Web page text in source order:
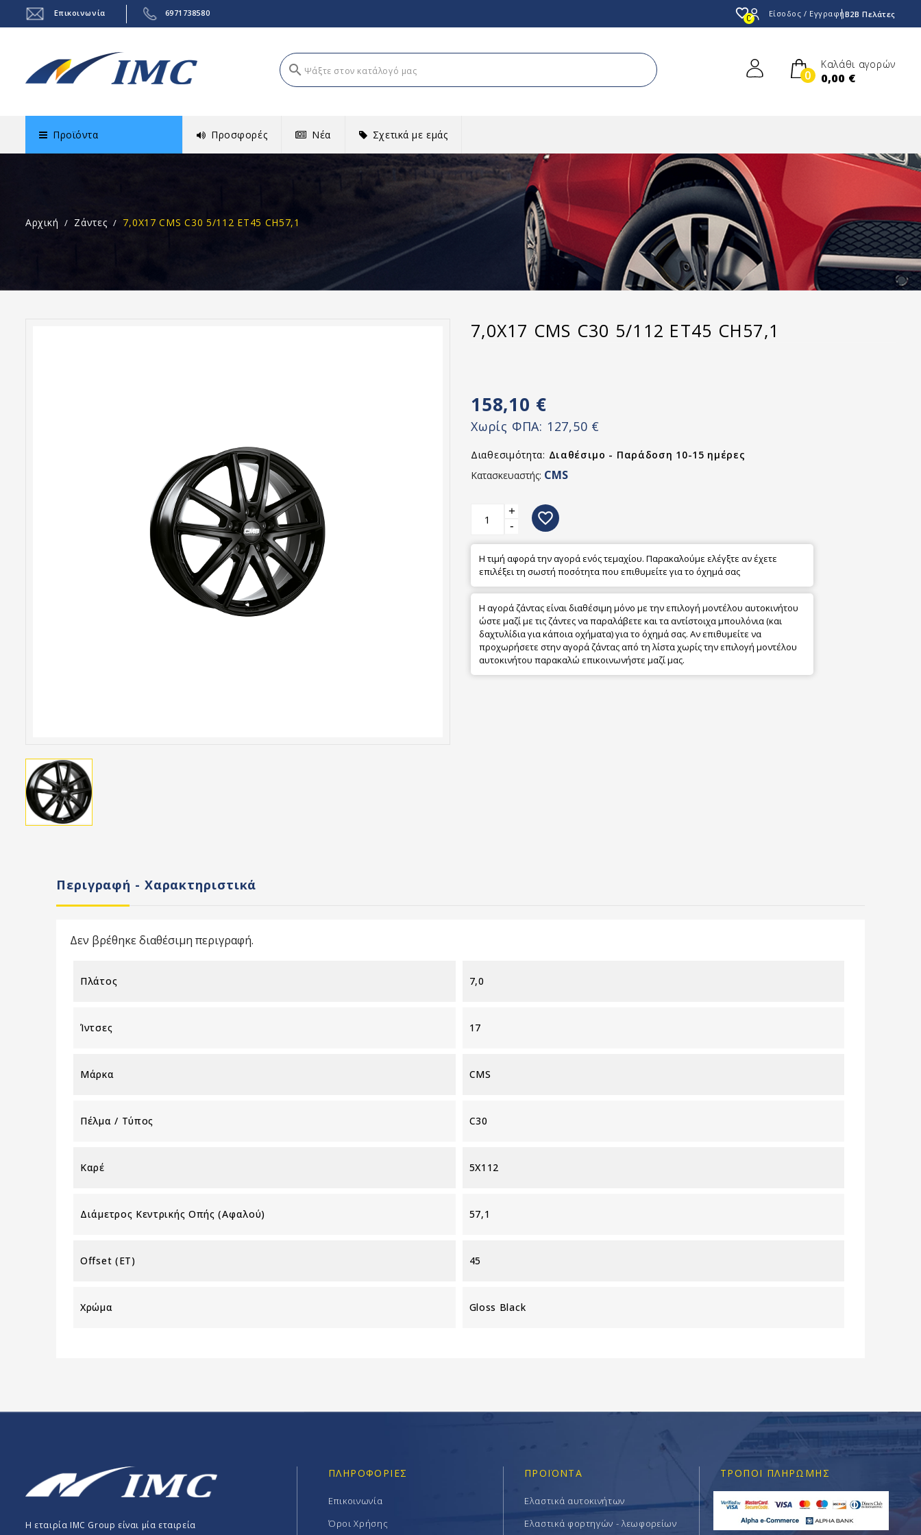
Επικοινωνία 6971738580 favorite_border0 Είσοδος / ΕγγραφήB2B Πελάτες
search 0
Καλάθι αγορών
0,00 €
Προϊόντα Προσφορές Νέα Σχετικά με εμάς
Αρχική Ζάντες 7,0X17 CMS C30 5/112 ET45 CH57,1
7,0X17 CMS C30 5/112 ET45 CH57,1
158,10 €
Χωρίς ΦΠΑ: 127,50 €
Διαθεσιμότητα: Διαθέσιμο - Παράδοση 10-15 ημέρες
Κατασκευαστής: CMS
+
-
favorite_border
Η τιμή αφορά την αγορά ενός τεμαχίου. Παρακαλούμε ελέγξτε αν έχετε
επιλέξει τη σωστή ποσότητα που επιθυμείτε για το όχημά σας
Η αγορά ζάντας είναι διαθέσιμη μόνο με την επιλογή μοντέλου αυτοκινήτου
ώστε μαζί με τις ζάντες να παραλάβετε και τα αντίστοιχα μπουλόνια (και
δαχτυλίδια για κάποια οχήματα) για το όχημά σας. Αν επιθυμείτε να
προχωρήσετε στην αγορά ζάντας από τη λίστα χωρίς την επιλογή μοντέλου
αυτοκινήτου παρακαλώ επικοινωνήστε μαζί μας.
Περιγραφή - Χαρακτηριστικά
Δεν βρέθηκε διαθέσιμη περιγραφή.
Πλάτος 7,0
Ίντσες 17
Μάρκα CMS
Πέλμα / Τύπος C30
Καρέ 5X112
Διάμετρος Κεντρικής Οπής (αφαλού) 57,1
Offset (ET) 45
Χρώμα Gloss Black
Η εταιρία IMC Group είναι μία εταιρεία
ΠΛΗΡΟΦΟΡΊΕΣ
Επικοινωνία
Όροι Χρήσης
ΠΡΟΪΟΝΤΑ
Ελαστικά αυτοκινήτων
Ελαστικά φορτηγών - λεωφορείων
ΤΡΌΠΟΙ ΠΛΗΡΩΜΉΣ